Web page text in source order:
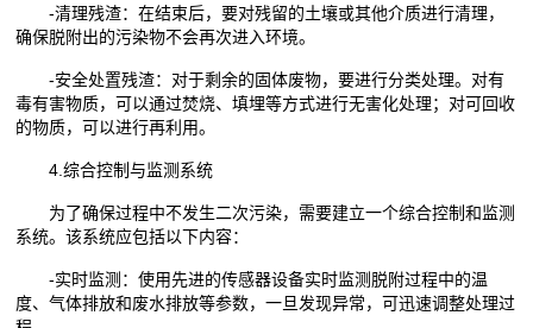
-清理残渣：在结束后，要对残留的土壤或其他介质进行清理，
确保脱附出的污染物不会再次进入环境。
-安全处置残渣：对于剩余的固体废物，要进行分类处理。对有
毒有害物质，可以通过焚烧、填埋等方式进行无害化处理；对可回收
的物质，可以进行再利用。
4.综合控制与监测系统
为了确保过程中不发生二次污染，需要建立一个综合控制和监测
系统。该系统应包括以下内容：
-实时监测：使用先进的传感器设备实时监测脱附过程中的温
度、气体排放和废水排放等参数，一旦发现异常，可迅速调整处理过